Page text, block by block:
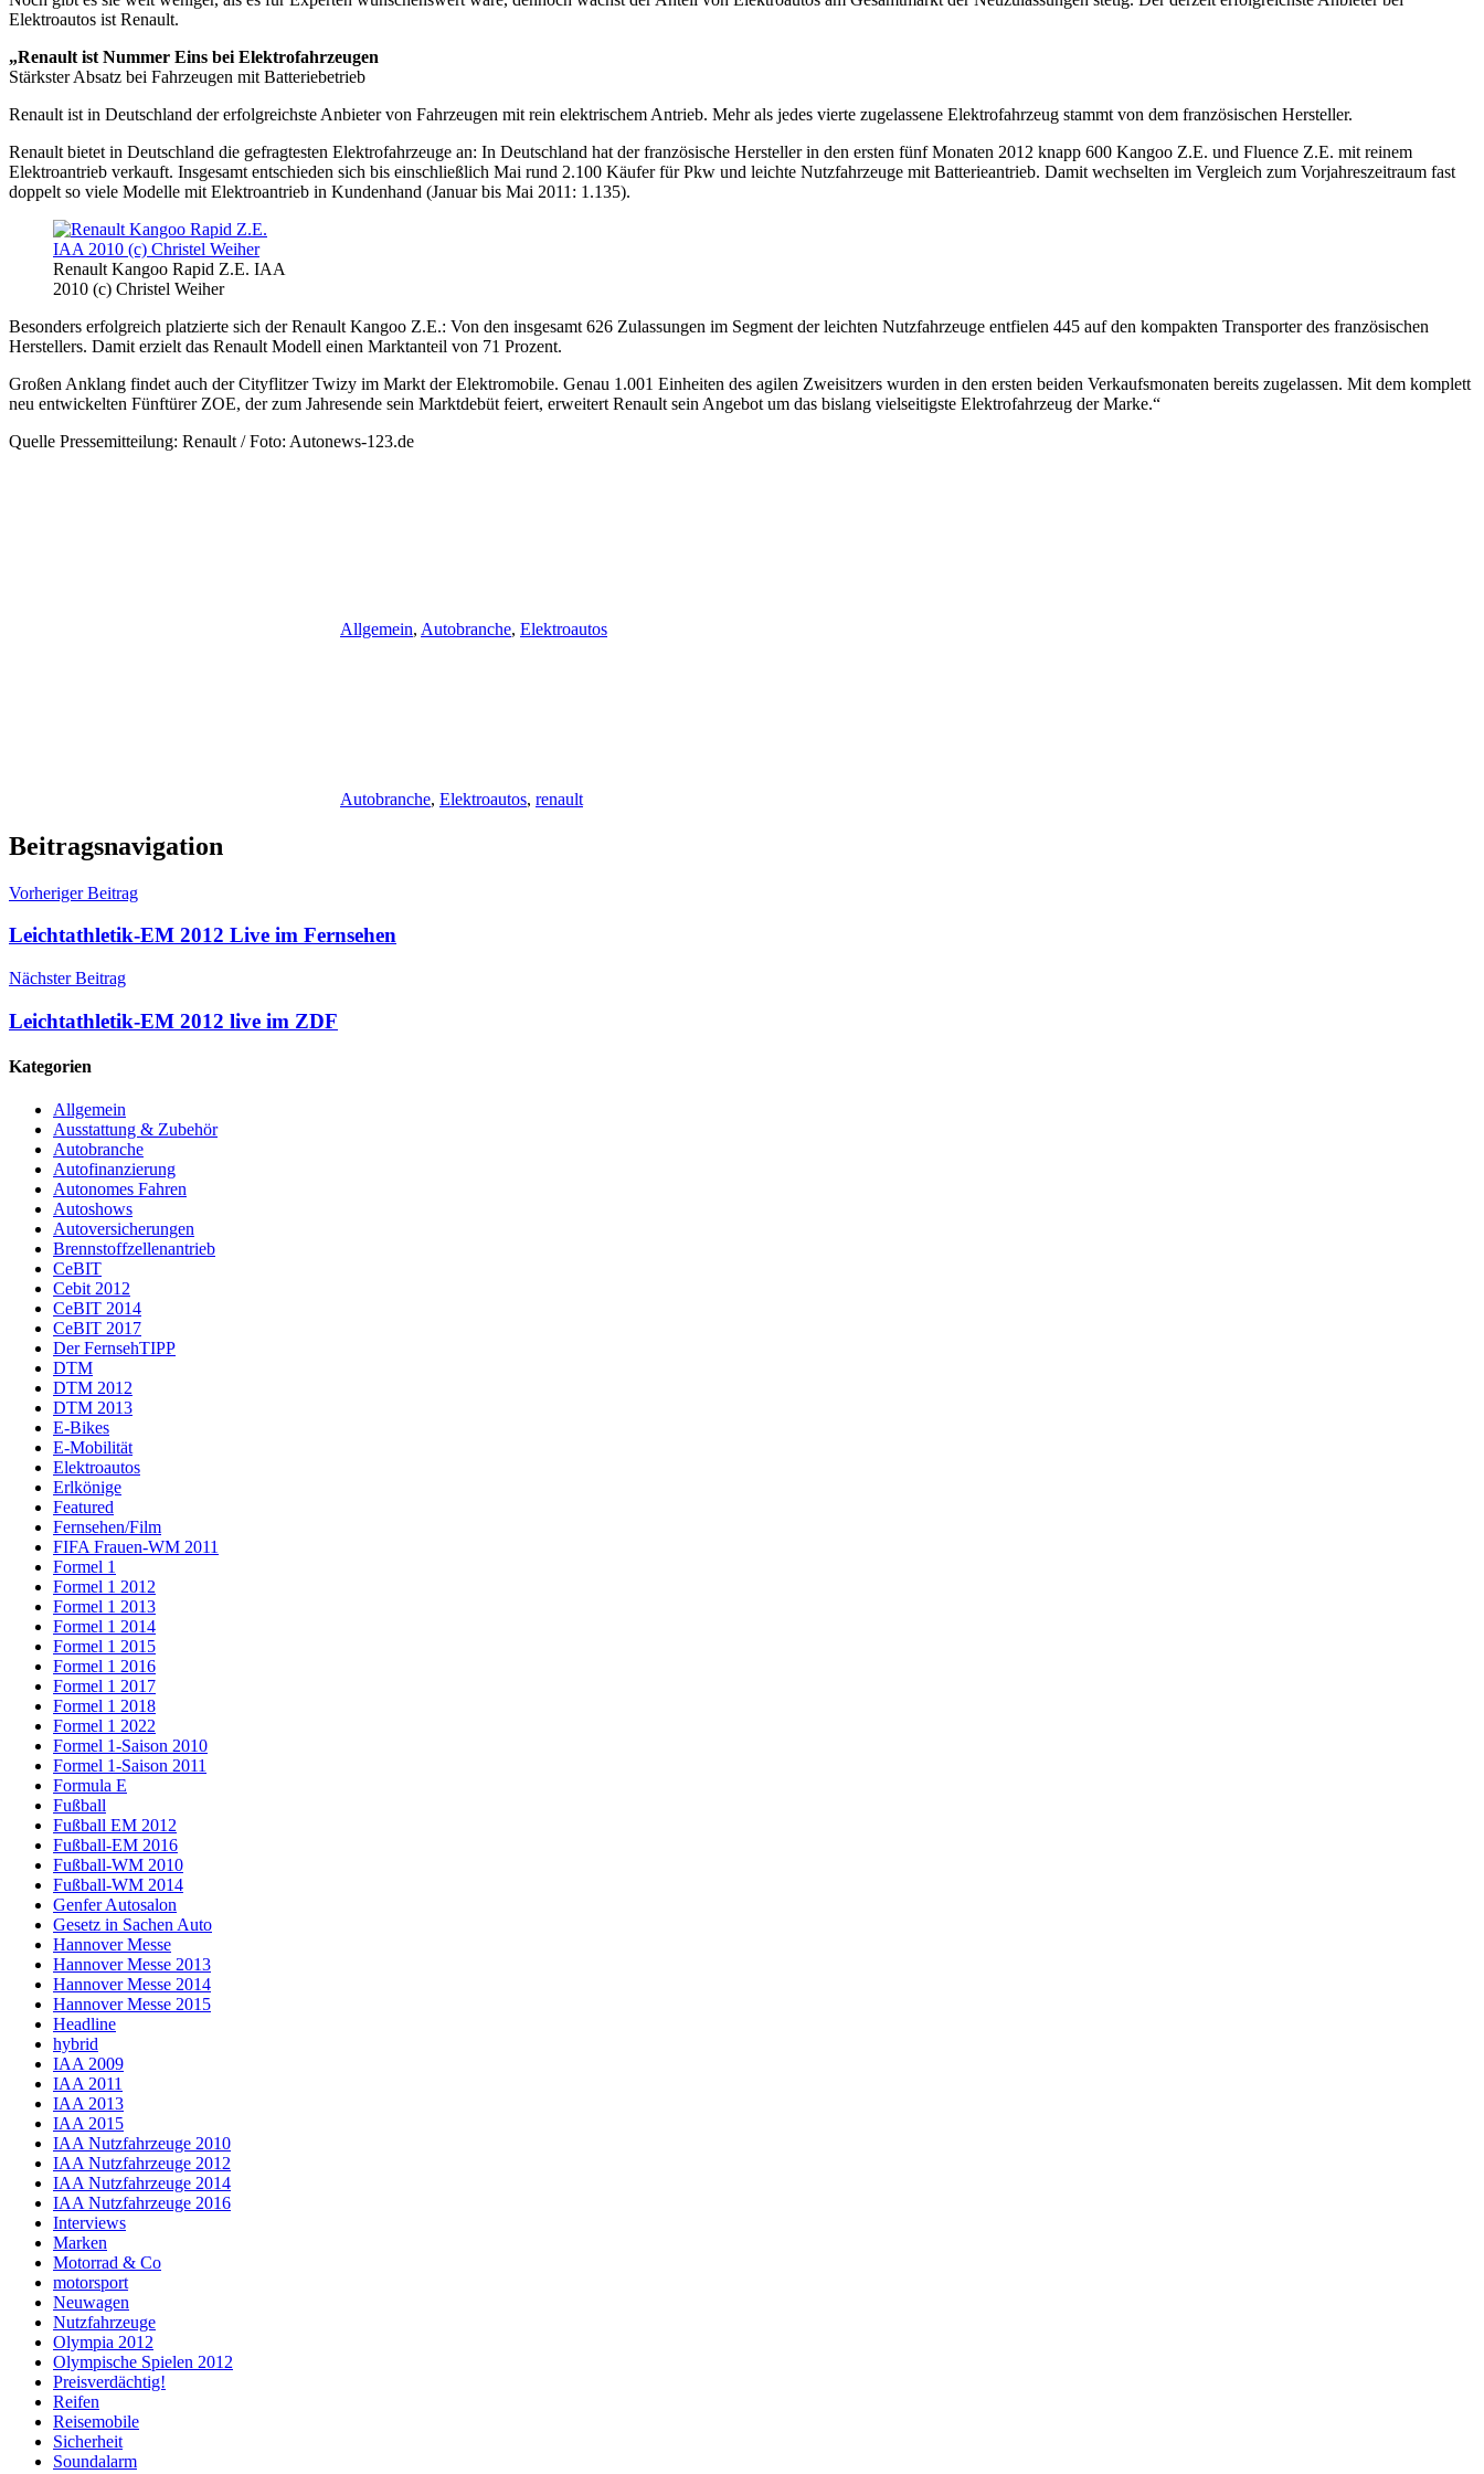
Elektroautos ist Renault.
„Renault ist Nummer Eins bei Elektrofahrzeugen
Stärkster Absatz bei Fahrzeugen mit Batteriebetrieb
Renault ist in Deutschland der erfolgreichste Anbieter von Fahrzeugen mit rein elektrischem Antrieb. Mehr als jedes vierte zugelassene Elektrofahrzeug stammt von dem französischen Hersteller.
Renault bietet in Deutschland die gefragtesten Elektrofahrzeuge an: In Deutschland hat der französische Hersteller in den ersten fünf Monaten 2012 knapp 600 Kangoo Z.E. und Fluence Z.E. mit reinem
Elektroantrieb verkauft. Insgesamt entschieden sich bis einschließlich Mai rund 2.100 Käufer für Pkw und leichte Nutz­fahrzeuge mit Batterieantrieb. Damit wechselten im Vergleich zum Vorjahreszeitraum fast
doppelt so viele Modelle mit Elektroantrieb in Kundenhand (Januar bis Mai 2011: 1.135).
Renault Kangoo Rapid Z.E. IAA
2010 (c) Christel Weiher
Besonders erfolgreich platzierte sich der Renault Kangoo Z.E.: Von den insgesamt 626 Zulassungen im Segment der leichten Nutzfahrzeuge entfielen 445 auf den kompakten Transporter des französischen
Herstellers. Damit erzielt das Renault Modell einen Marktanteil von 71 Prozent.
Großen Anklang findet auch der Cityflitzer Twizy im Markt der Elektromobile. Genau 1.001 Einheiten des agilen Zweisitzers wurden in den ersten beiden Verkaufsmonaten bereits zugelassen. Mit dem komplett
neu entwickelten Fünftürer ZOE, der zum Jahresende sein Marktdebüt feiert, erweitert Renault sein Angebot um das bislang vielseitigste Elektrofahrzeug der Marke.“
Quelle Pressemitteilung: Renault / Foto: Autonews-123.de
Allgemein, Autobranche, Elektroautos
Autobranche, Elektroautos, renault
Beitragsnavigation
Vorheriger Beitrag
Leichtathletik-EM 2012 Live im Fernsehen
Nächster Beitrag
Leichtathletik-EM 2012 live im ZDF
Kategorien
Allgemein
Ausstattung & Zubehör
Autobranche
Autofinanzierung
Autonomes Fahren
Autoshows
Autoversicherungen
Brennstoffzellenantrieb
CeBIT
Cebit 2012
CeBIT 2014
CeBIT 2017
Der FernsehTIPP
DTM
DTM 2012
DTM 2013
E-Bikes
E-Mobilität
Elektroautos
Erlkönige
Featured
Fernsehen/Film
FIFA Frauen-WM 2011
Formel 1
Formel 1 2012
Formel 1 2013
Formel 1 2014
Formel 1 2015
Formel 1 2016
Formel 1 2017
Formel 1 2018
Formel 1 2022
Formel 1-Saison 2010
Formel 1-Saison 2011
Formula E
Fußball
Fußball EM 2012
Fußball-EM 2016
Fußball-WM 2010
Fußball-WM 2014
Genfer Autosalon
Gesetz in Sachen Auto
Hannover Messe
Hannover Messe 2013
Hannover Messe 2014
Hannover Messe 2015
Headline
hybrid
IAA 2009
IAA 2011
IAA 2013
IAA 2015
IAA Nutzfahrzeuge 2010
IAA Nutzfahrzeuge 2012
IAA Nutzfahrzeuge 2014
IAA Nutzfahrzeuge 2016
Interviews
Marken
Motorrad & Co
motorsport
Neuwagen
Nutzfahrzeuge
Olympia 2012
Olympische Spielen 2012
Preisverdächtig!
Reifen
Reisemobile
Sicherheit
Soundalarm